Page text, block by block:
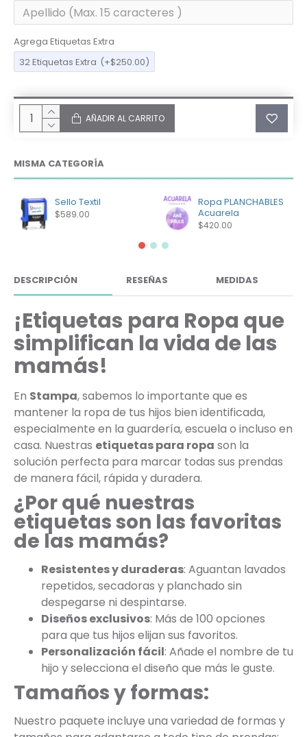
Agrega Etiquetas Extra
32 Etiquetas Extra (+$250.00)
AÑADIR AL CARRITO
MISMA CATEGORÍA
Sello Textil
$589.00
Ropa PLANCHABLES
Acuarela
$420.00
DESCRIPCIÓN RESEÑAS MEDIDAS
¡Etiquetas para Ropa que
simplifican la vida de las
mamás!
En Stampa, sabemos lo importante que es
mantener la ropa de tus hijos bien identificada,
especialmente en la guardería, escuela o incluso en
casa. Nuestras etiquetas para ropa son la
solución perfecta para marcar todas sus prendas
de manera fácil, rápida y duradera.
¿Por qué nuestras
etiquetas son las favoritas
de las mamás?
Resistentes y duraderas: Aguantan lavados
repetidos, secadoras y planchado sin
despegarse ni despintarse.
Diseños exclusivos: Más de 100 opciones
para que tus hijos elijan sus favoritos.
Personalización fácil: Añade el nombre de tu
hijo y selecciona el diseño que más le guste.
Tamaños y formas:
Nuestro paquete incluye una variedad de formas y